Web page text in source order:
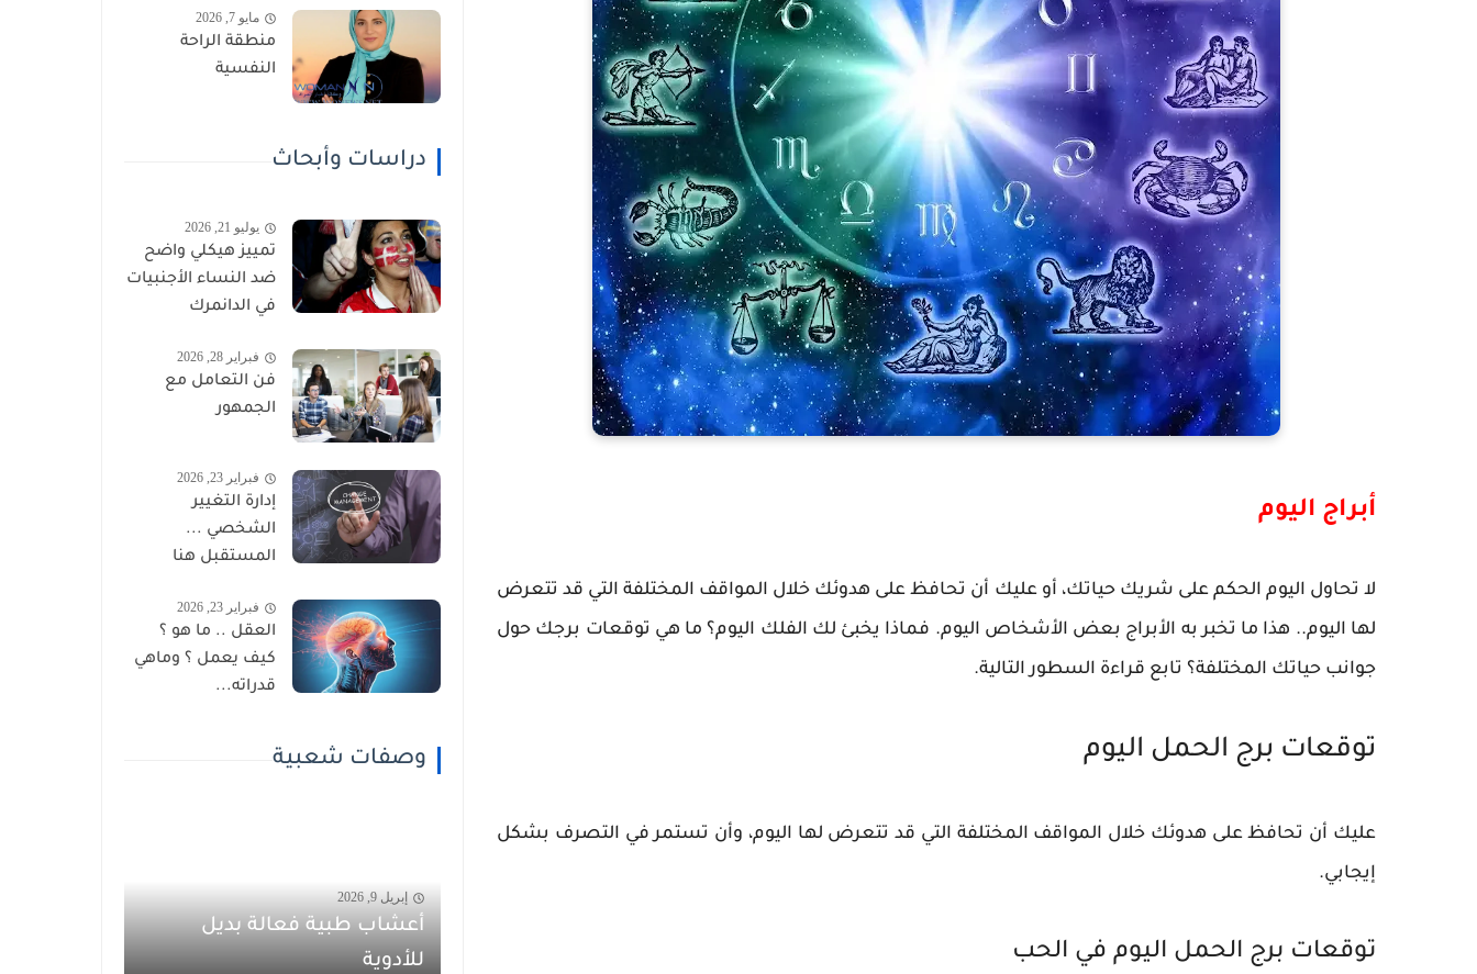
أبراج اليوم
لا تحاول اليوم الحكم على شريك حياتك، أو عليك أن تحافظ على هدوئك خلال المواقف المختلفة التي قد تتعرض
لها اليوم.. هذا ما تخبر به الأبراج بعض الأشخاص اليوم. فماذا يخبئ لك الفلك اليوم؟ ما هي توقعات برجك حول
جوانب حياتك المختلفة؟ تابع قراءة السطور التالية.
توقعات برج الحمل اليوم
عليك أن تحافظ على هدوئك خلال المواقف المختلفة التي قد تتعرض لها اليوم، وأن تستمر في التصرف بشكل
إيجابي.
توقعات برج الحمل اليوم في الحب
مايو 7, 2026
منطقة الراحة
النفسية
دراسات وأبحاث
يوليو 21, 2026
تمييز هيكلي واضح
ضد النساء الأجنبيات
في الدانمرك
فبراير 28, 2026
فن التعامل مع
الجمهور
فبراير 23, 2026
إدارة التغيير
الشخصي ...
المستقبل هنا
فبراير 23, 2026
العقل .. ما هو ؟
كيف يعمل ؟ وماهي
قدراته...
وصفات شعبية
إبريل 9, 2026
أعشاب طبية فعالة بديل
للأدوية